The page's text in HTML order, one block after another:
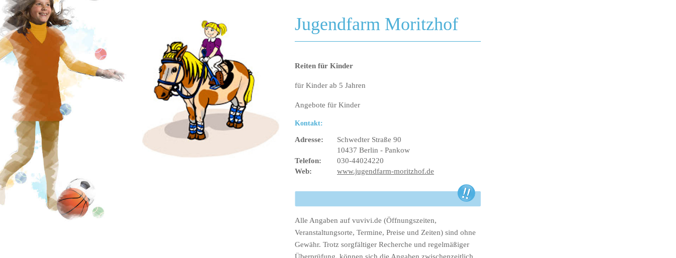
Jugendfarm Moritzhof
Reiten für Kinder
für Kinder ab 5 Jahren
Angebote für Kinder
Kontakt:
Adresse:
Schwedter Straße 90
10437 Berlin - Pankow
Telefon:
030-44024220
Web:
www.jugendfarm-moritzhof.de
Alle Angaben auf vuvivi.de (Öffnungszeiten,
Veranstaltungsorte, Termine, Preise und Zeiten) sind ohne
Gewähr. Trotz sorgfältiger Recherche und regelmäßiger